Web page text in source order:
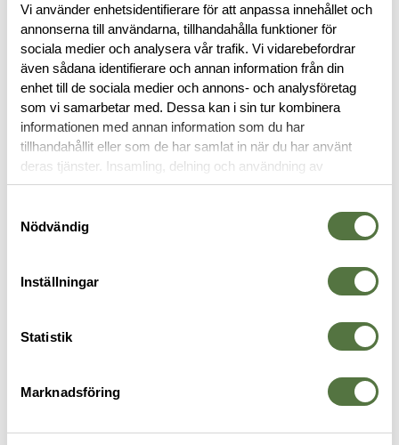
Vi använder enhetsidentifierare för att anpassa innehållet och
annonserna till användarna, tillhandahålla funktioner för
sociala medier och analysera vår trafik. Vi vidarebefordrar
även sådana identifierare och annan information från din
enhet till de sociala medier och annons- och analysföretag
som vi samarbetar med. Dessa kan i sin tur kombinera
informationen med annan information som du har
tillhandahållit eller som de har samlat in när du har använt
deras tjänster. Insamling, delning och användning av
personuppgifter kan användas för personalisering av
Nödvändig
Inställningar
Statistik
Marknadsföring
BESKRIVNING
RECENSIONER
OM VARUMÄRKET
MAGASINFICKOR